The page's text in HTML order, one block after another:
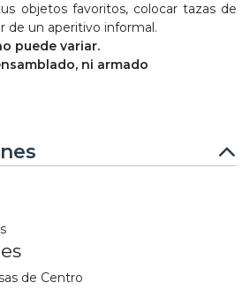
objetos favoritos, colocar tazas de
de un aperitivo informal.
puede variar.
ni armado
de Centro